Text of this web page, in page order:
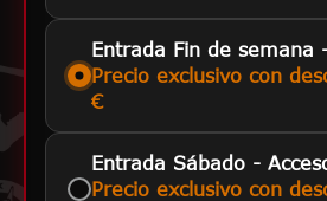
Entrada Fin de semana
Precio exclusivo con
€
Entrada Sábado -
Precio exclusivo con